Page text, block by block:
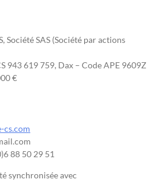
SAS (Société par actions
943 619 759, Dax – Code APE 9609Z
€
cs.com
88 50 29 51
synchronisée avec